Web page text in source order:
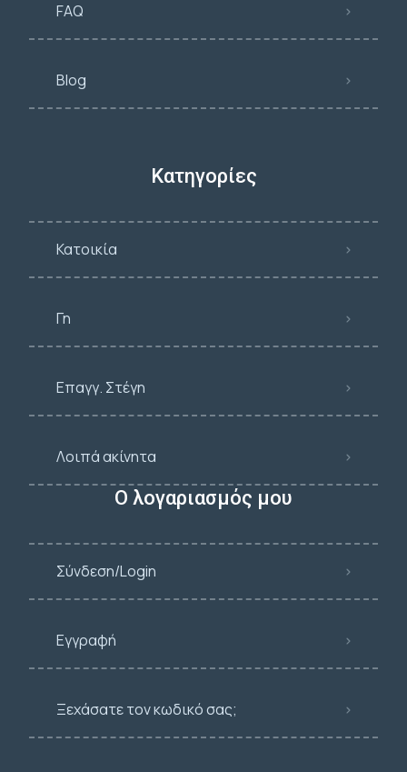
FAQ
Blog
Κατηγορίες
Κατοικία
Γη
Επαγγ. Στέγη
Λοιπά ακίνητα
Ο λογαριασμός μου
Σύνδεση/Login
Εγγραφή
Ξεχάσατε τον κωδικό σας;